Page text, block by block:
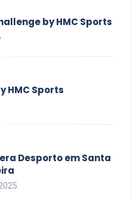
by HMC Sports
HMC Sports
Desporto em Santa